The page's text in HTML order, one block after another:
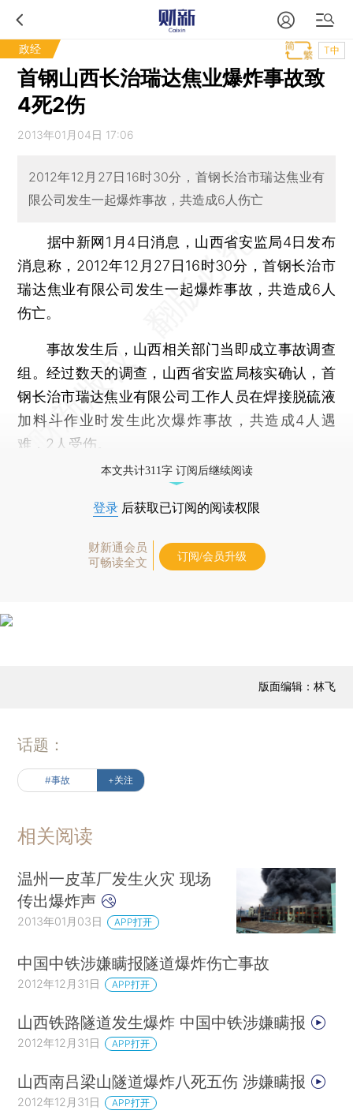
政经 T中
首钢山西长治瑞达焦业爆炸事故致
4死2伤
2013年01月04日 17:06
2012年12月27日16时30分，首钢长治市瑞达焦业有
限公司发生一起爆炸事故，共造成6人伤亡
据中新网1月4日消息，山西省安监局4日发布
消息称，2012年12月27日16时30分，首钢长治市
瑞达焦业有限公司发生一起爆炸事故，共造成6人
伤亡。
事故发生后，山西相关部门当即成立事故调查
组。经过数天的调查，山西省安监局核实确认，首
钢长治市瑞达焦业有限公司工作人员在焊接脱硫液
加料斗作业时发生此次爆炸事故，共造成4人遇
难，2人受伤。
本文共计311字 订阅后继续阅读
登录 后获取已订阅的阅读权限
财新通会员
可畅读全文
订阅/会员升级
版面编辑：林飞
话题：
#事故 +关注
相关阅读
温州一皮革厂发生火灾 现场
传出爆炸声
2013年01月03日 APP打开
中国中铁涉嫌瞒报隧道爆炸伤亡事故
2012年12月31日 APP打开
山西铁路隧道发生爆炸 中国中铁涉嫌瞒报
2012年12月31日 APP打开
山西南吕梁山隧道爆炸八死五伤 涉嫌瞒报
2012年12月31日 APP打开